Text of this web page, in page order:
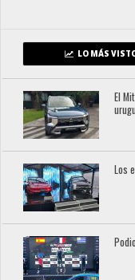
LO MÁS
El
Los